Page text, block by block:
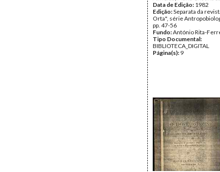
Data de Edição: 1982
Edição:Separata da
Orta", série
pp. 47-56
Fundo:António Rita-
Tipo Documental:
BIBLIOTECA_DIGITAL
Página(s): 9